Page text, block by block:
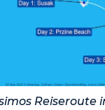
Reiseroute